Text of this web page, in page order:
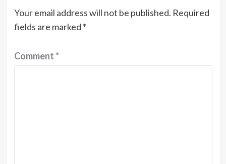
Your email address will not be published. Required
fields are marked *
Comment*